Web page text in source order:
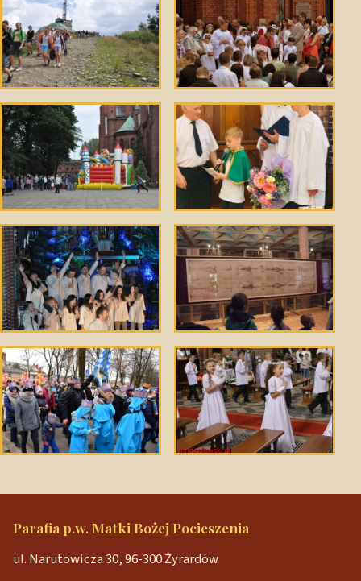
Parafia p.w. Matki Bożej Pocieszenia
ul. Narutowicza 30, 96-300 Żyrardów